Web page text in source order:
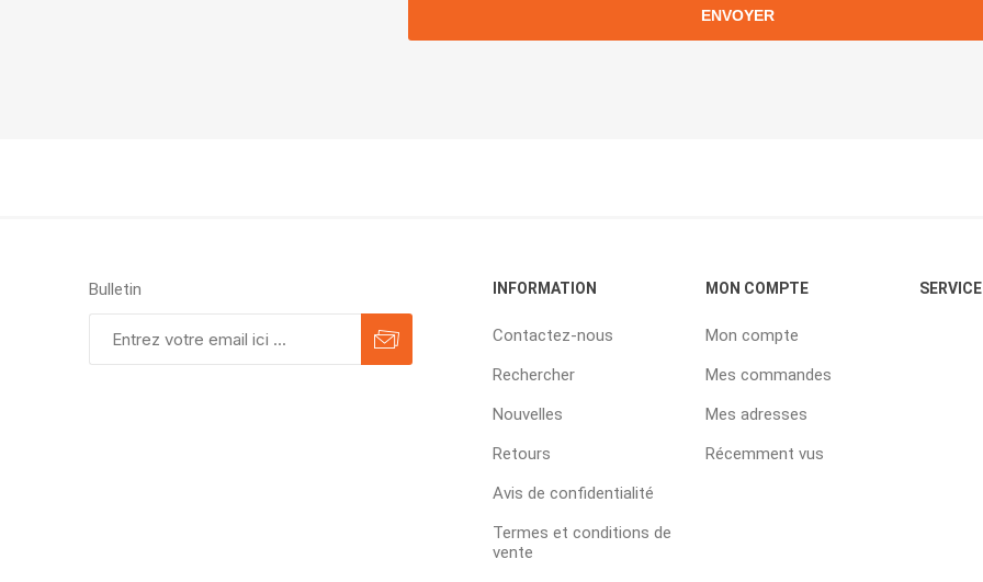
ENVOYER
Bulletin INFORMATION
Contactez-nous
Rechercher
Nouvelles
Retours
Avis de confidentialité
Termes et conditions de
vente
MON COMPTE
Mon compte
Mes commandes
Mes adresses
Récemment vus